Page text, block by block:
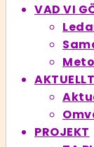
VAD VI
AKTUELLT
PROJEKT